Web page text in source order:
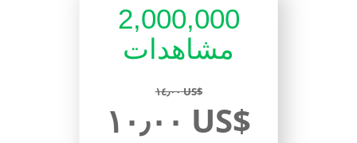
2,000,000
مشاهدات
١٤٫٠٠ US$
١٠٫٠٠ US$